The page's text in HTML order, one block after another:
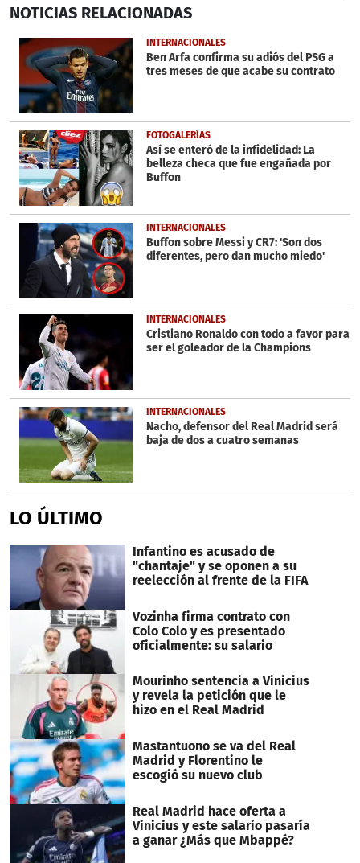
seconds
1
minute,
23
seconds
NOTICIAS RELACIONADAS
INTERNACIONALES
Ben Arfa confirma su adiós del PSG a
tres meses de que acabe su contrato
FOTOGALERÍAS
Así se enteró de la infidelidad: La
belleza checa que fue engañada por
Buffon
INTERNACIONALES
Buffon sobre Messi y CR7: 'Son dos
diferentes, pero dan mucho miedo'
INTERNACIONALES
Cristiano Ronaldo con todo a favor para
ser el goleador de la Champions
INTERNACIONALES
Nacho, defensor del Real Madrid será
baja de dos a cuatro semanas
LO ÚLTIMO
Infantino es acusado de
"chantaje" y se oponen a su
reelección al frente de la FIFA
Vozinha firma contrato con
Colo Colo y es presentado
oficialmente: su salario
Mourinho sentencia a Vinicius
y revela la petición que le
hizo en el Real Madrid
Mastantuono se va del Real
Madrid y Florentino le
escogió su nuevo club
Real Madrid hace oferta a
Vinicius y este salario pasaría
a ganar ¿Más que Mbappé?